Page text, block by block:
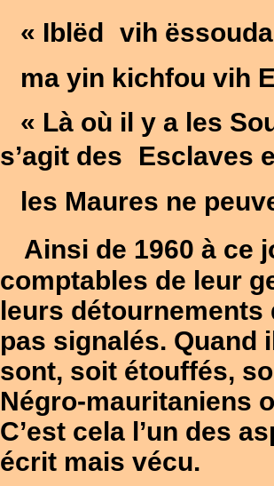
« Iblëd vih
ma yin kichfou vih
« Là où il y a les
s’agit des
Esclaves
les Maures ne
Ainsi de 1960 à ce
comptables de leur
leurs
pas signalés. Quand
sont, soit étouffés,
Négro-mauritaniens
C’est cela l’un des
écrit mais vécu.